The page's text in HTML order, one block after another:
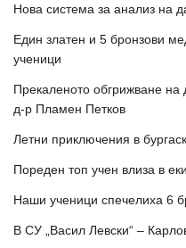
Нова система за анализ на
Един златен и 5 бронзови
ученици
Прекаленото обгрижване на
д-р Пламен Петков
Летни приключения в
Пореден топ учен влиза в
Наши ученици спечелиха 6
В СУ „Васил Левски“ –